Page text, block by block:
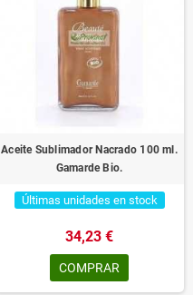
Aceite Sublimador Nacrado 100 ml.
Gamarde Bio.
Últimas unidades en stock
34,23 €
COMPRAR